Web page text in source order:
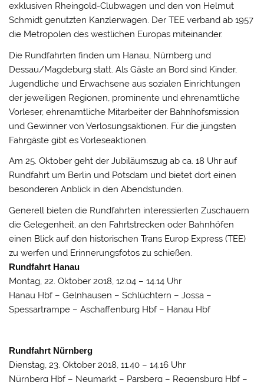
exklusiven Rheingold-Clubwagen und den von Helmut
Schmidt genutzten Kanzlerwagen. Der TEE verband ab 1957
die Metropolen des westlichen Europas miteinander.
Die Rundfahrten finden um Hanau, Nürnberg und
Dessau/Magdeburg statt. Als Gäste an Bord sind Kinder,
Jugendliche und Erwachsene aus sozialen Einrichtungen
der jeweiligen Regionen, prominente und ehrenamtliche
Vorleser, ehrenamtliche Mitarbeiter der Bahnhofsmission
und Gewinner von Verlosungsaktionen. Für die jüngsten
Fahrgäste gibt es Vorleseaktionen.
Am 25. Oktober geht der Jubiläumszug ab ca. 18 Uhr auf
Rundfahrt um Berlin und Potsdam und bietet dort einen
besonderen Anblick in den Abendstunden.
Generell bieten die Rundfahrten interessierten Zuschauern
die Gelegenheit, an den Fahrtstrecken oder Bahnhöfen
einen Blick auf den historischen Trans Europ Express (TEE)
zu werfen und Erinnerungsfotos zu schießen.
Rundfahrt Hanau
Montag, 22. Oktober 2018, 12.04 – 14.14 Uhr
Hanau Hbf – Gelnhausen – Schlüchtern – Jossa –
Spessartrampe – Aschaffenburg Hbf – Hanau Hbf
Rundfahrt Nürnberg
Dienstag, 23. Oktober 2018, 11.40 – 14.16 Uhr
Nürnberg Hbf – Neumarkt – Parsberg – Regensburg Hbf –